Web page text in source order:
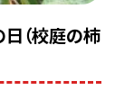
日（校庭の柿